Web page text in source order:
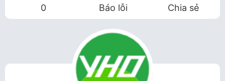
0 Báo lỗi Chia sẻ